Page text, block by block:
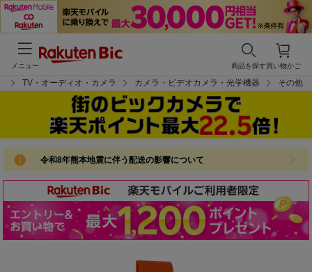
買い物かご
商品を探す
メニュー
TV・オーディオ・カメラ カメラ・ビデオカメラ・光学機器 その他
令和8年熊本地震に伴う配送の影響について